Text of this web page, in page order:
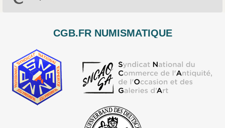
CGB.FR NUMISMATIQUE